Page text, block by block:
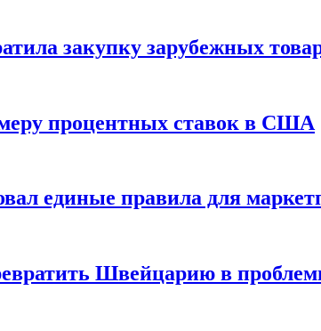
закупку зарубежных
процентных ставок в США
единые правила для
Швейцарию в